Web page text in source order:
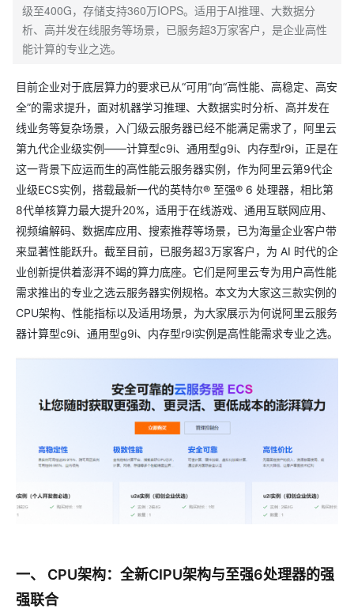
级至400G，存储支持360万IOPS。适用于AI推理、大数据分
析、高并发在线服务等场景，已服务超3万家客户，是企业高性
能计算的专业之选。
目前企业对于底层算力的要求已从“可用”向“高性能、高稳定、高安
全”的需求提升，面对机器学习推理、大数据实时分析、高并发在
线业务等复杂场景，入门级云服务器已经不能满足需求了，阿里云
第九代企业级实例——计算型c9i、通用型g9i、内存型r9i，正是在
这一背景下应运而生的高性能云服务器实例，作为阿里云第9代企
业级ECS实例，搭载最新一代的英特尔® 至强® 6 处理器，相比第
8代单核算力最大提升20%，适用于在线游戏、通用互联网应用、
视频编解码、数据库应用、搜索推荐等场景，已为海量企业客户带
来显著性能跃升。截至目前，已服务超3万家客户，为 AI 时代的企
业创新提供着澎湃不竭的算力底座。它们是阿里云专为用户高性能
需求推出的专业之选云服务器实例规格。本文为大家这三款实例的
CPU架构、性能指标以及适用场景，为大家展示为何说阿里云服务
器计算型c9i、通用型g9i、内存型r9i实例是高性能需求专业之选。
一、 CPU架构：全新CIPU架构与至强6处理器的强
强联合